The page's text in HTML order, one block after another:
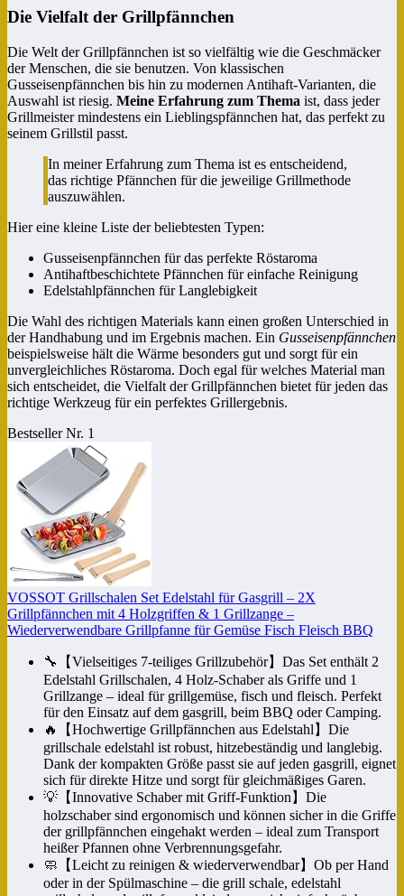
Die Vielfalt der Grillpfännchen
Die Welt der Grillpfännchen ist so vielfältig wie die Geschmäcker
der Menschen, die sie benutzen. Von klassischen
Gusseisenpfännchen bis hin zu modernen Antihaft-Varianten, die
Auswahl ist riesig. Meine Erfahrung zum Thema ist, dass jeder
Grillmeister mindestens ein Lieblingspfännchen hat, das perfekt zu
seinem Grillstil passt.
In meiner Erfahrung zum Thema ist es entscheidend,
das richtige Pfännchen für die jeweilige Grillmethode
auszuwählen.
Hier eine kleine Liste der beliebtesten Typen:
Gusseisenpfännchen für das perfekte Röstaroma
Antihaftbeschichtete Pfännchen für einfache Reinigung
Edelstahlpfännchen für Langlebigkeit
Die Wahl des richtigen Materials kann einen großen Unterschied in
der Handhabung und im Ergebnis machen. Ein Gusseisenpfännchen
beispielsweise hält die Wärme besonders gut und sorgt für ein
unvergleichliches Röstaroma. Doch egal für welches Material man
sich entscheidet, die Vielfalt der Grillpfännchen bietet für jeden das
richtige Werkzeug für ein perfektes Grillergebnis.
Bestseller Nr. 1
VOSSOT Grillschalen Set Edelstahl für Gasgrill – 2X
Grillpfännchen mit 4 Holzgriffen & 1 Grillzange –
Wiederverwendbare Grillpfanne für Gemüse Fisch Fleisch BBQ
🔧【Vielseitiges 7-teiliges Grillzubehör】Das Set enthält 2
Edelstahl Grillschalen, 4 Holz-Schaber als Griffe und 1
Grillzange – ideal für grillgemüse, fisch und fleisch. Perfekt
für den Einsatz auf dem gasgrill, beim BBQ oder Camping.
🔥【Hochwertige Grillpfännchen aus Edelstahl】Die
grillschale edelstahl ist robust, hitzebeständig und langlebig.
Dank der kompakten Größe passt sie auf jeden gasgrill, eignet
sich für direkte Hitze und sorgt für gleichmäßiges Garen.
💡【Innovative Schaber mit Griff-Funktion】Die
holzschaber sind ergonomisch und können sicher in die Griffe
der grillpfännchen eingehakt werden – ideal zum Transport
heißer Pfannen ohne Verbrennungsgefahr.
🧼【Leicht zu reinigen & wiederverwendbar】Ob per Hand
oder in der Spülmaschine – die grill schale, edelstahl